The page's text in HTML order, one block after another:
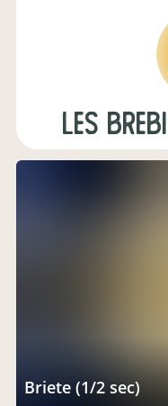
Les
Briete (1/2 sec)